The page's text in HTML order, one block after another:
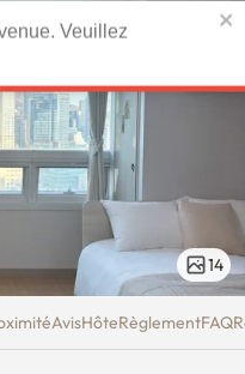
to Seoul
EUR
14
AvisHôteRèglementFAQ
Veuillez